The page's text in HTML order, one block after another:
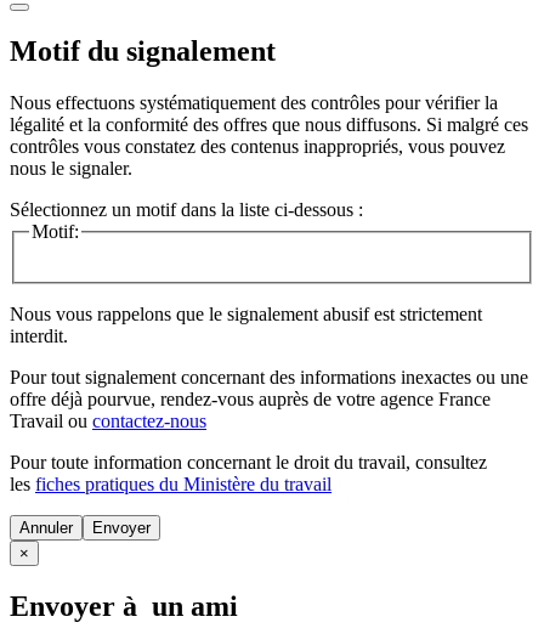
Motif du signalement
Nous effectuons systématiquement des contrôles pour vérifier la
légalité et la conformité des offres que nous diffusons. Si malgré ces
contrôles vous constatez des contenus inappropriés, vous pouvez
nous le signaler.
Sélectionnez un motif dans la liste ci-dessous :
Motif:
Nous vous rappelons que le signalement abusif est strictement
interdit.
Pour tout signalement concernant des informations inexactes ou une
offre déjà pourvue, rendez-vous auprès de votre agence France
Travail ou contactez-nous
Pour toute information concernant le droit du travail, consultez
les fiches pratiques du Ministère du travail
Annuler
×
Envoyer à un ami